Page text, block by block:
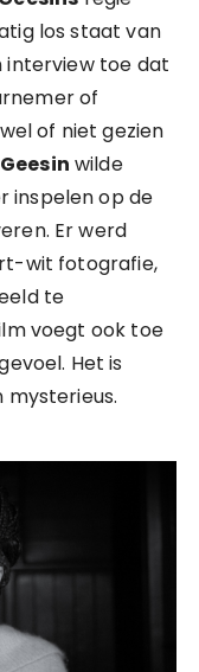
los staat van
interview toe dat
of
of niet gezien
Geesin wilde
inspelen op de
Er werd
wit fotografie,
te
voegt ook toe
Het is
mysterieus.